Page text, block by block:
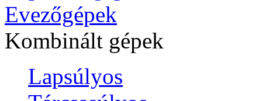
Evezőgépek
Kombinált gépek
Lapsúlyos